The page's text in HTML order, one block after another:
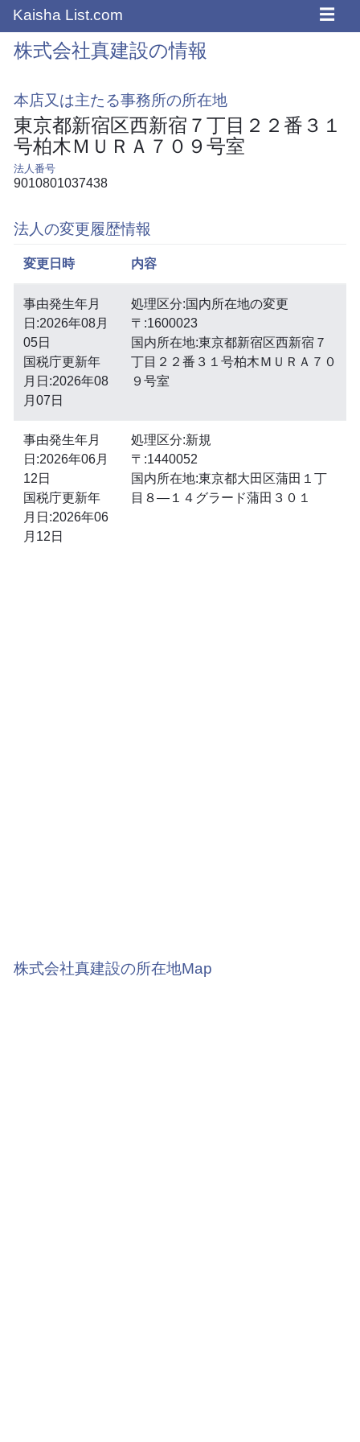
Kaisha List.com ☰
株式会社真建設の情報
本店又は主たる事務所の所在地
東京都新宿区西新宿７丁目２２番３１
号柏木ＭＵＲＡ７０９号室
法人番号
9010801037438
法人の変更履歴情報
変更日時 内容
事由発生年月
日:2026年08月
05日
国税庁更新年
月日:2026年08
月07日
処理区分:国内所在地の変更
〒:1600023
国内所在地:東京都新宿区西新宿７
丁目２２番３１号柏木ＭＵＲＡ７０
９号室
事由発生年月
日:2026年06月
12日
国税庁更新年
月日:2026年06
月12日
処理区分:新規
〒:1440052
国内所在地:東京都大田区蒲田１丁
目８―１４グラード蒲田３０１
株式会社真建設の所在地Map